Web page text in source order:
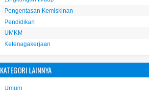
Bersih dengan
sampah
Jan
2020
Pengentasan Kemiskinan
Pendidikan
UMKM
Ketenagakerjaan
KATEGORI LAINNYA
Umum